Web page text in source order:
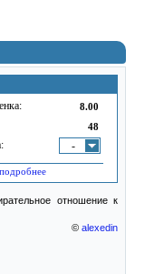
8.00
48
-
подробнее
отношение к
© alexedin